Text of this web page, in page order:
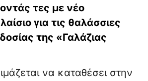
τες με νέο
για τις θαλάσσιες
της «Γαλάζιας
να καταθέσει στην